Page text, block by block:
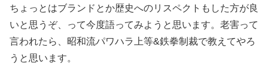
ちょっとはブランドとか歴史へのリスペクトもした方が良
いと思うぞ、って今度語ってみようと思います。老害って
言われたら、昭和流パワハラ上等&鉄拳制裁で教えてやろ
うと思います。